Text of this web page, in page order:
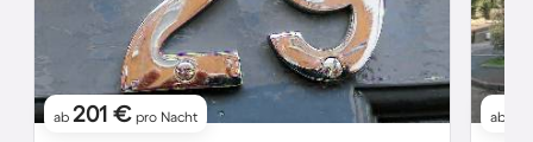
ab 201 € pro Nacht ab